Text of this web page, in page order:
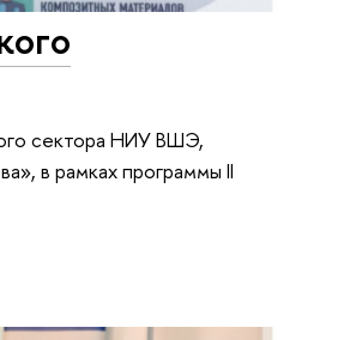
сектора НИУ ВШЭ,
в рамках программы II